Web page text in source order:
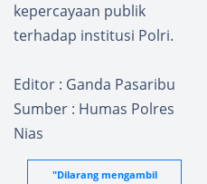
kepercayaan publik
terhadap institusi Polri.
Editor : Ganda Pasaribu
Sumber : Humas Polres
Nias
"Dilarang mengambil